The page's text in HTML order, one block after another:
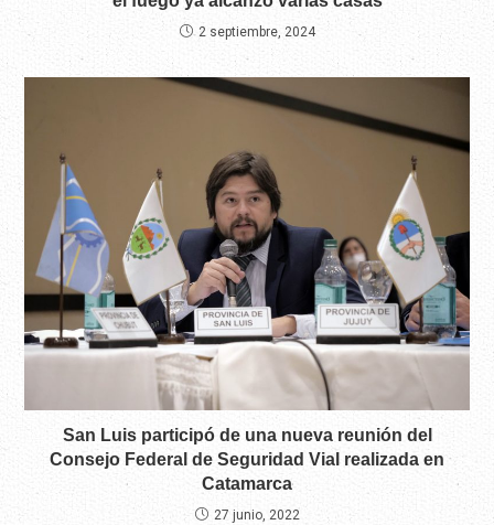
2 septiembre, 2024
San Luis participó de una nueva reunión del
Consejo Federal de Seguridad Vial realizada en
Catamarca
27 junio, 2022